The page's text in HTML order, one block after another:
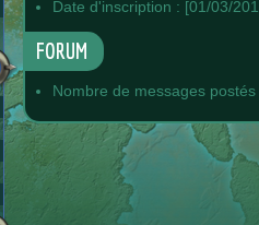
Date d'inscription : [01/03/
FORUM
Nombre de messages postés